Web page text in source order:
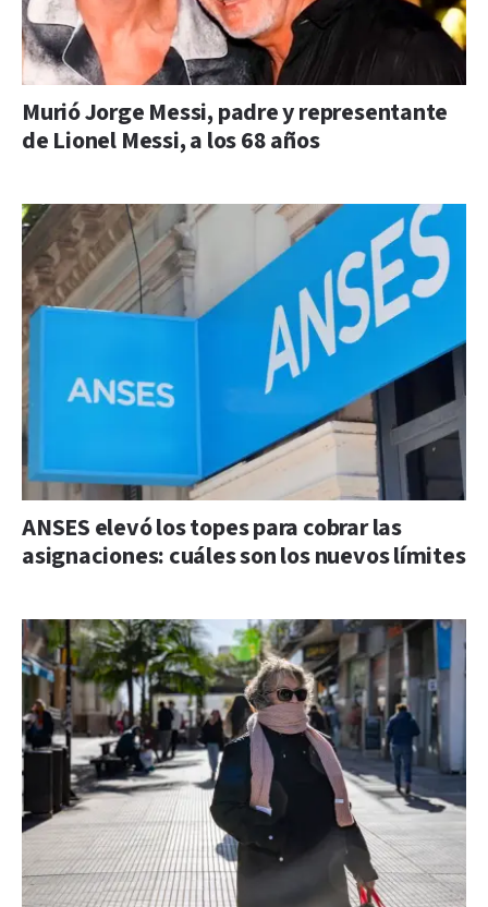
Murió Jorge Messi, padre y representante
de Lionel Messi, a los 68 años
ANSES elevó los topes para cobrar las
asignaciones: cuáles son los nuevos límites